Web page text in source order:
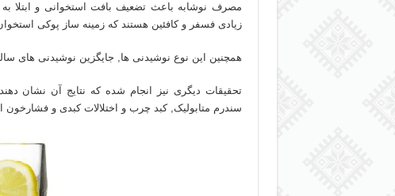
مصرف نوشابه باعث تضعیف بافت استخوانی و ابتلا
زیادی فسفر و کافئین هستند که زمینه ساز پوکی
همچنین این نوع نوشیدنی ها, جایگزین نوشیدنی های
تحقیقات دیگری نیز انجام شده که نتایج آن نشان
سندرم متابولیک, کبد چرب و اختلالات کبدی و